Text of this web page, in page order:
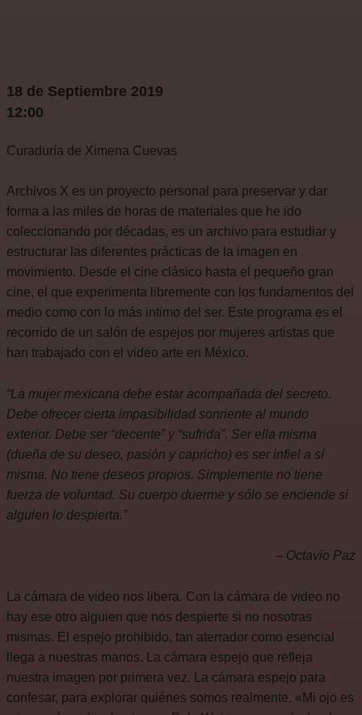
18 de Septiembre 2019
12:00
Curaduría de Ximena Cuevas
Archivos X es un proyecto personal para preservar y dar
forma a las miles de horas de materiales que he ido
coleccionando por décadas, es un archivo para estudiar y
estructurar las diferentes prácticas de la imagen en
movimiento. Desde el cine clásico hasta el pequeño gran
cine, el que experimenta libremente con los fundamentos del
medio como con lo más intimo del ser. Este programa es el
recorrido de un salón de espejos por mujeres artistas que
han trabajado con el video arte en México.
“La mujer mexicana debe estar acompañada del secreto.
Debe ofrecer cierta impasibilidad sonriente al mundo
exterior. Debe ser “decente” y “sufrida”. Ser ella misma
(dueña de su deseo, pasión y capricho) es ser infiel a sí
misma. No tiene deseos propios. Simplemente no tiene
fuerza de voluntad. Su cuerpo duerme y sólo se enciende si
alguien lo despierta.”
– Octavio Paz
La cámara de video nos libera. Con la cámara de video no
hay ese otro alguien que nos despierte si no nosotras
mismas. El espejo prohibido, tan aterrador como esencial
llega a nuestras manos. La cámara espejo que refleja
nuestra imagen por primera vez. La cámara espejo para
confesar, para explorar quiénes somos realmente. «Mi ojo es